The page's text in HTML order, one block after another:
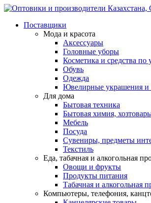
Поставщики
Мода и красота
Аксессуары
Головные уборы
Косметика и средства по
Обувь
Одежда
Ювелирные украшения и
Для дома
Бытовая техника
Бытовая химия,
Мебель
Посуда
Сувениры, предметы
Текстиль
Еда, табачная и алкогольная
Овощи и фрукты
Продукты питания
Табачная и алкогольная
Компьютеры, телефония,